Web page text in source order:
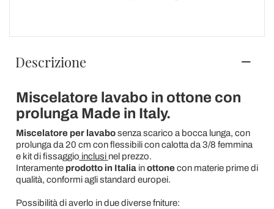
Descrizione
Miscelatore lavabo in ottone con
prolunga Made in Italy.
Miscelatore per lavabosenza scarico a bocca lunga, con
prolunga da 20 cm con flessibili con calotta da 3/8 femmina
e kit di fissaggio inclusi nel prezzo.
Interamenteprodotto in Italiainottonecon materie prime di
qualità, conformi agli standard europei.
Possibilità di averlo in due diverse fniture: